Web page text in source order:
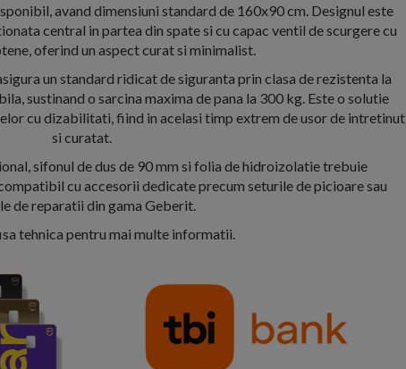
avand dimensiuni standard de 160x90 cm. Designul este
central in partea din spate si cu capac ventil de scurgere cu
oferind un aspect curat si minimalist.
un standard ridicat de siguranta prin clasa de rezistenta la
sustinand o sarcina maxima de pana la 300 kg. Este o solutie
cu dizabilitati, fiind in acelasi timp extrem de usor de intretinut
si curatat.
sifonul de dus de 90 mm si folia de hidroizolatie trebuie
cu accesorii dedicate precum seturile de picioare sau
de reparatii din gama Geberit.
tehnica pentru mai multe informatii.